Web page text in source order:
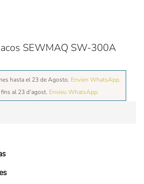
SEWMAQ SW-300A
hasta el 23 de Agosto. Envien WhatsApp.
fins al 23 d'agost. Envieu WhatsApp.